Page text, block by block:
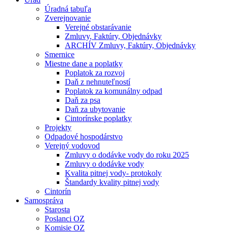
Úradná tabuľa
Zverejnovanie
Verejné obstarávanie
Zmluvy, Faktúry, Objednávky
ARCHÍV Zmluvy, Faktúry, Objednávky
Smernice
Miestne dane a poplatky
Poplatok za rozvoj
Daň z nehnuteľností
Poplatok za komunálny odpad
Daň za psa
Daň za ubytovanie
Cintorínske poplatky
Projekty
Odpadové hospodárstvo
Verejný vodovod
Zmluvy o dodávke vody do roku 2025
Zmluvy o dodávke vody
Kvalita pitnej vody- protokoly
Štandardy kvality pitnej vody
Cintorín
Samospráva
Starosta
Poslanci OZ
Komisie OZ